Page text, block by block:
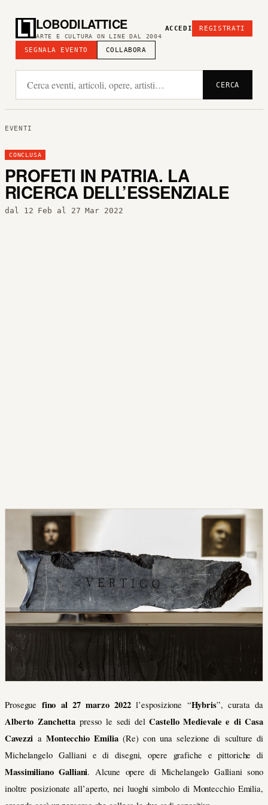
LOBODILATTICE
ARTE E CULTURA ON LINE DAL 2004
SEGNALA EVENTO COLLABORA
ACCEDI REGISTRATI
CERCA
EVENTI
CONCLUSA
PROFETI IN PATRIA. LA
RICERCA DELL’ESSENZIALE
dal 12 Feb al 27 Mar 2022
Prosegue fino al 27 marzo 2022 l’esposizione “Hybris”, curata da
Alberto Zanchetta presso le sedi delCastello Medievale e di Casa
Cavezzi a Montecchio Emilia(Re) con una selezione di sculture di
Michelangelo Galliani e di disegni, opere grafiche e pittoriche di
Massimiliano Galliani. Alcune opere di Michelangelo Galliani sono
inoltre posizionate all’aperto, nei luoghi simbolo di Montecchio Emilia,